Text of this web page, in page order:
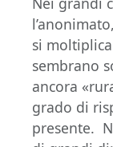
si
sembrano
ancora
grado di
presente.